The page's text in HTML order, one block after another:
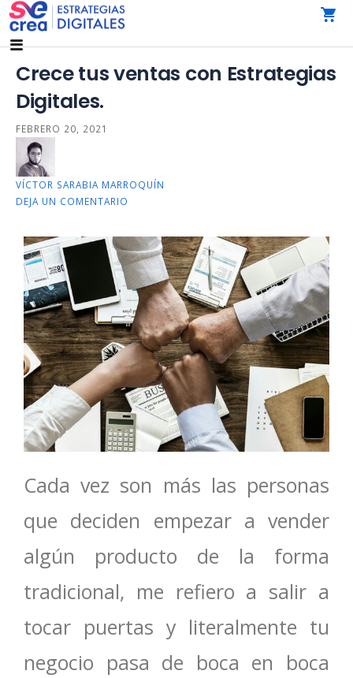
SeCrea Estrategias Digitales | Agencia de Marketing
AGENCIA DE MARKETING DIGITAL CDMX
Crece tus ventas con Estrategias
Digitales.
FEBRERO 20, 2021
VÍCTOR SARABIA MARROQUÍN
DEJA UN COMENTARIO
Cada vez son más las personas
que deciden empezar a vender
algún producto de la forma
tradicional, me refiero a salir a
tocar puertas y literalmente tu
negocio pasa de boca en boca